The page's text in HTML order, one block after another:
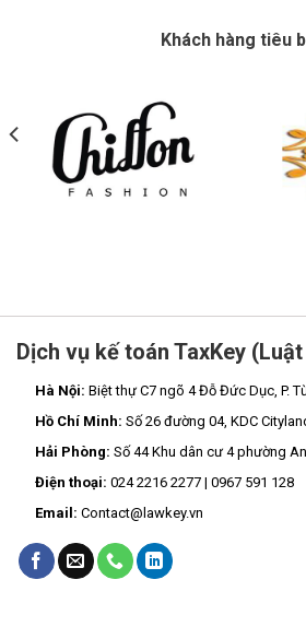
Khách hàng tiêu
Dịch vụ kế toán TaxKey
Hà Nội: Biệt thự C7 ngõ 4 Đỗ Đức Dục, P.
Hồ Chí Minh: Số 26 đường 04, KDC
Hải Phòng: Số 44 Khu dân cư 4 phường
Điện thoại: 024 2216 2277 | 0967 591 128
Email: Contact@lawkey.vn